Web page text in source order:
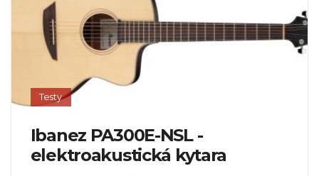
Testy
Ibanez PA300E-NSL -
elektroakustická kytara